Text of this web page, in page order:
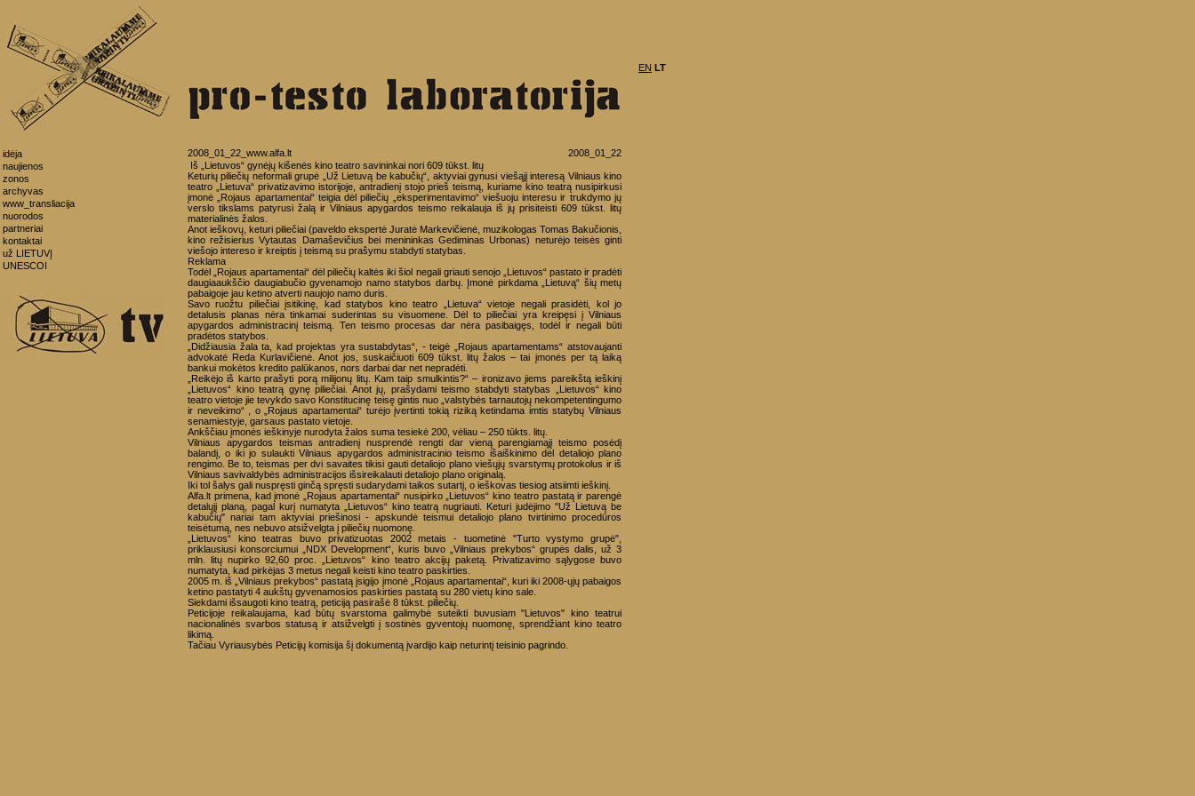
EN LT
idėja
naujienos
zonos
archyvas
www_transliacija
nuorodos
partneriai
kontaktai
už LIETUVĮ
UNESCOI
2008_01_22_www.alfa.lt
2008_01_22
Iš „Lietuvos“ gynėjų kišenės kino teatro savininkai nori 609 tūkst. litų
Keturių piliečių neformali grupė „Už Lietuvą be kabučių“, aktyviai gynusi viešąjį interesą Vilniaus kino
teatro „Lietuva“ privatizavimo istorijoje, antradienį stojo prieš teismą, kuriame kino teatrą nusipirkusi
įmonė „Rojaus apartamentai“ teigia dėl piliečių „eksperimentavimo“ viešuoju interesu ir trukdymo jų
verslo tikslams patyrusi žalą ir Vilniaus apygardos teismo reikalauja iš jų prisiteisti 609 tūkst. litų
materialinės žalos.
Anot ieškovų, keturi piliečiai (paveldo ekspertė Juratė Markevičienė, muzikologas Tomas Bakučionis,
kino režisierius Vytautas Damaševičius bei menininkas Gediminas Urbonas) neturėjo teisės ginti
viešojo intereso ir kreiptis į teismą su prašymu stabdyti statybas.
Reklama
Todėl „Rojaus apartamentai“ dėl piliečių kaltės iki šiol negali griauti senojo „Lietuvos“ pastato ir pradėti
daugiaaukščio daugiabučio gyvenamojo namo statybos darbų. Įmonė pirkdama „Lietuvą“ šių metų
pabaigoje jau ketino atverti naujojo namo duris.
Savo ruožtu piliečiai įsitikinę, kad statybos kino teatro „Lietuva“ vietoje negali prasidėti, kol jo
detalusis planas nėra tinkamai suderintas su visuomene. Dėl to piliečiai yra kreipęsi į Vilniaus
apygardos administracinį teismą. Ten teismo procesas dar nėra pasibaigęs, todėl ir negali būti
pradėtos statybos.
„Didžiausia žala ta, kad projektas yra sustabdytas“, - teigė „Rojaus apartamentams“ atstovaujanti
advokatė Reda Kurlavičienė. Anot jos, suskaičiuoti 609 tūkst. litų žalos – tai įmonės per tą laiką
bankui mokėtos kredito palūkanos, nors darbai dar net nepradėti.
„Reikėjo iš karto prašyti porą milijonų litų. Kam taip smulkintis?“ – ironizavo jiems pareikštą ieškinį
„Lietuvos“ kino teatrą gynę piliečiai. Anot jų, prašydami teismo stabdyti statybas „Lietuvos“ kino
teatro vietoje jie tevykdo savo Konstitucinę teisę gintis nuo „valstybės tarnautojų nekompetentingumo
ir neveikimo“ , o „Rojaus apartamentai“ turėjo įvertinti tokią riziką ketindama imtis statybų Vilniaus
senamiestyje, garsaus pastato vietoje.
Ankščiau įmonės ieškinyje nurodyta žalos suma tesiekė 200, vėliau – 250 tūkts. litų.
Vilniaus apygardos teismas antradienį nusprendė rengti dar vieną parengiamąjį teismo posėdį
balandį, o iki jo sulaukti Vilniaus apygardos administracinio teismo išaiškinimo dėl detaliojo plano
rengimo. Be to, teismas per dvi savaites tikisi gauti detaliojo plano viešųjų svarstymų protokolus ir iš
Vilniaus savivaldybės administracijos išsireikalauti detaliojo plano originalą.
Iki tol šalys gali nuspręsti ginčą spręsti sudarydami taikos sutartį, o ieškovas tiesiog atsiimti ieškinį.
Alfa.lt primena, kad įmonė „Rojaus apartamentai“ nusipirko „Lietuvos“ kino teatro pastatą ir parengė
detalųjį planą, pagal kurį numatyta „Lietuvos“ kino teatrą nugriauti. Keturi judėjimo "Už Lietuvą be
kabučių" nariai tam aktyviai priešinosi - apskundė teismui detaliojo plano tvirtinimo procedūros
teisėtumą, nes nebuvo atsižvelgta į piliečių nuomonę.
„Lietuvos“ kino teatras buvo privatizuotas 2002 metais - tuometinė "Turto vystymo grupė",
priklausiusi konsorciumui „NDX Development“, kuris buvo „Vilniaus prekybos“ grupės dalis, už 3
mln. litų nupirko 92,60 proc. „Lietuvos“ kino teatro akcijų paketą. Privatizavimo sąlygose buvo
numatyta, kad pirkėjas 3 metus negali keisti kino teatro paskirties.
2005 m. iš „Vilniaus prekybos“ pastatą įsigijo įmonė „Rojaus apartamentai“, kuri iki 2008-ųjų pabaigos
ketino pastatyti 4 aukštų gyvenamosios paskirties pastatą su 280 vietų kino sale.
Siekdami išsaugoti kino teatrą, peticiją pasirašė 8 tūkst. piliečių.
Peticijoje reikalaujama, kad būtų svarstoma galimybė suteikti buvusiam "Lietuvos" kino teatrui
nacionalinės svarbos statusą ir atsižvelgti į sostinės gyventojų nuomonę, sprendžiant kino teatro
likimą.
Tačiau Vyriausybės Peticijų komisija šį dokumentą įvardijo kaip neturintį teisinio pagrindo.